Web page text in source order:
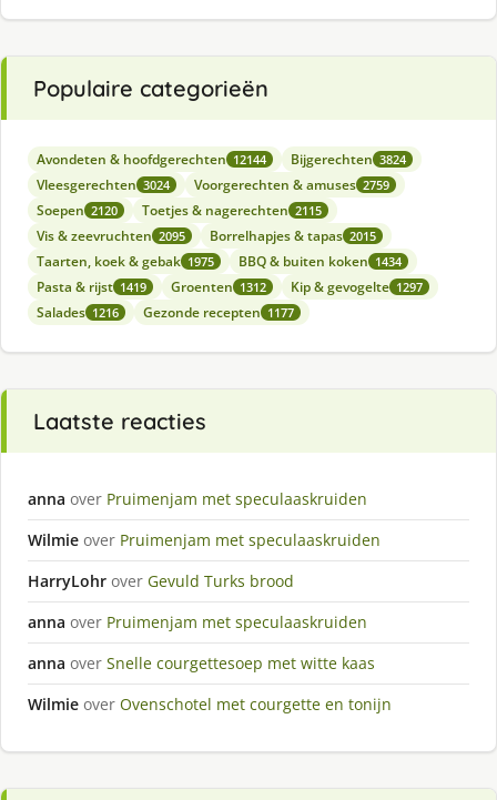
Populaire categorieën
Avondeten & hoofdgerechten 12144 Bijgerechten 3824
Vleesgerechten 3024 Voorgerechten & amuses 2759
Soepen 2120 Toetjes & nagerechten 2115
Vis & zeevruchten 2095 Borrelhapjes & tapas 2015
Taarten, koek & gebak 1975 BBQ & buiten koken 1434
Pasta & rijst 1419 Groenten 1312 Kip & gevogelte 1297
Salades 1216 Gezonde recepten 1177
Laatste reacties
anna over Pruimenjam met speculaaskruiden
Wilmie over Pruimenjam met speculaaskruiden
HarryLohr over Gevuld Turks brood
anna over Pruimenjam met speculaaskruiden
anna over Snelle courgettesoep met witte kaas
Wilmie over Ovenschotel met courgette en tonijn